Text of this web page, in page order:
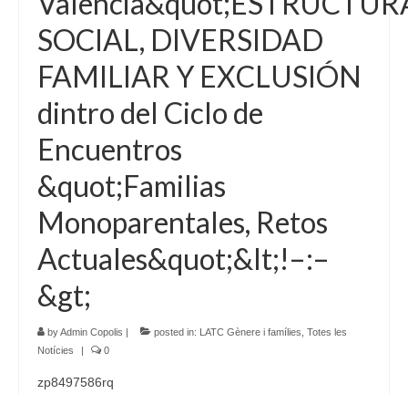
SOCIAL, DIVERSIDAD
FAMILIAR Y EXCLUSIÓN
dintro del Ciclo de
Encuentros
&quot;Familias
Monoparentales, Retos
Actuales&quot;&lt;!–:–
&gt;
byAdmin Copolis | posted in: LATC Gènere i famílies Totes les
Notícies
| 0
zp8497586rq